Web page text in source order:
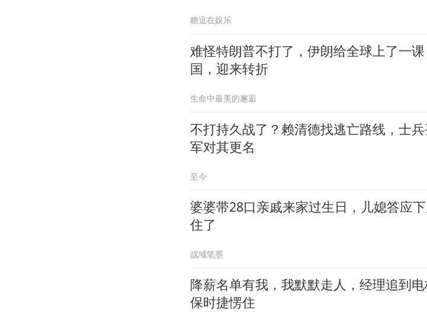
糖逗在娱乐
难怪特朗普不打了，伊朗给全球上了一
国，迎来转折
生命中最美的邂逅
不打持久战了？赖清德找逃亡路线，士
军对其更名
至今
婆婆带28口亲戚来家过生日，儿媳答应
住了
战域笔墨
降薪名单有我，我默默走人，经理追到
保时捷愣住